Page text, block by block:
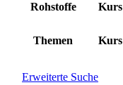
Rohstoffe Kurs
Themen Kurs
Erweiterte Suche